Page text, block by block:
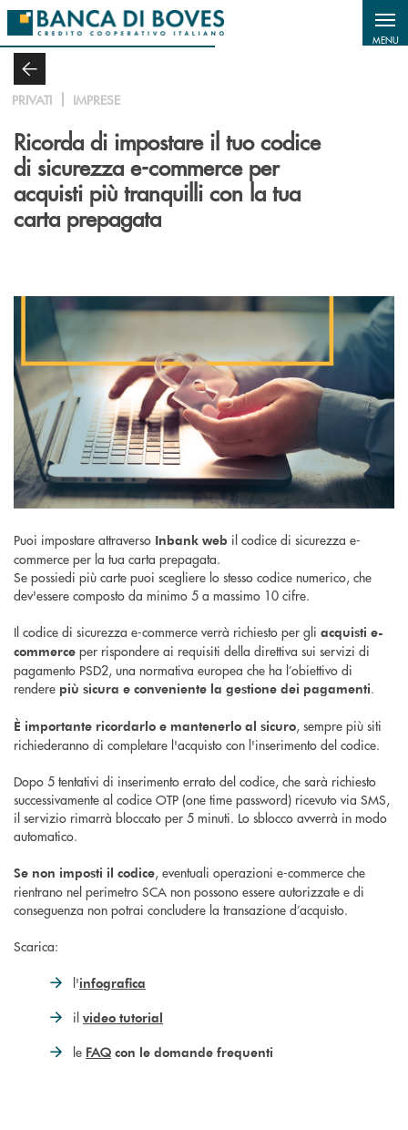
Salta al contenuto principale
MENU
PRIVATI IMPRESE
Ricorda di impostare il tuo codice
di sicurezza e-commerce per
acquisti più tranquilli con la tua
carta prepagata
Puoi impostare attraverso Inbank web il codice di sicurezza e-
commerce per la tua carta prepagata.
Se possiedi più carte puoi scegliere lo stesso codice numerico, che
dev'essere composto da minimo 5 a massimo 10 cifre.
Il codice di sicurezza e-commerce verrà richiesto per gli acquisti e-
commerce per rispondere ai requisiti della direttiva sui servizi di
pagamento PSD2, una normativa europea che ha l’obiettivo di
rendere più sicura e conveniente la gestione dei pagamenti.
È importante ricordarlo e mantenerlo al sicuro, sempre più siti
richiederanno di completare l'acquisto con l'inserimento del codice.
Dopo 5 tentativi di inserimento errato del codice, che sarà richiesto
successivamente al codice OTP (one time password) ricevuto via SMS,
il servizio rimarrà bloccato per 5 minuti. Lo sblocco avverrà in modo
automatico.
Se non imposti il codice, eventuali operazioni e-commerce che
rientrano nel perimetro SCA non possono essere autorizzate e di
conseguenza non potrai concludere la transazione d’acquisto.
Scarica:
l'infografica
il video tutorial
le FAQ con le domande frequenti